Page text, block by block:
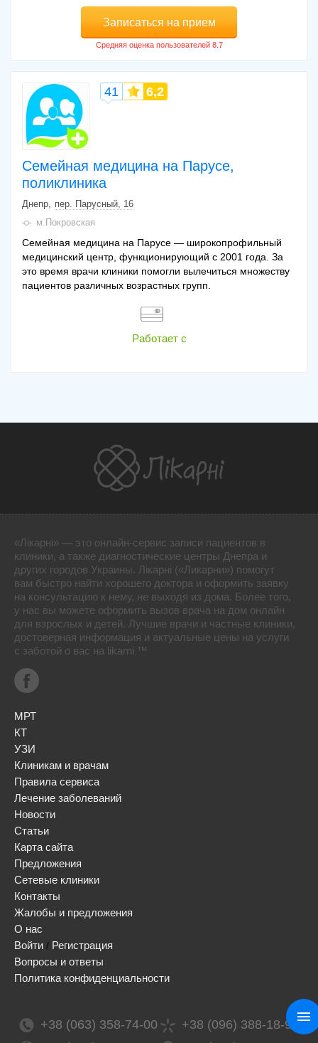
Записаться на прием
Семейная медицина на Парусе,
поликлиника
41 6,2
Днепр
пер. Парусный, 16
м.Покровская
Семейная медицина на Парусе — широкопрофильный
медицинский центр, функционирующий с 2001 года. За
это время врачи клиники помогли вылечиться множеству
пациентов различных возрастных групп.
Работает с
«Лікарні» — это онлайн-сервис записи пациентов в
клиники, а также диагностические центры Днепра и
других городов Украины. Лікарні («Ликарни») помогут
вам быстро найти хорошего доктора и оформить заявку
на консультацию к нему, не выходя из дома. Более того,
у нас вы можете оформить вызов врача на дом онлайн
для взрослых и детей. Лучшие врачи и частные клиники,
достоверная информация и актуальные цены на услуги
с заботой о вас на likarni ™
МРТ
КТ
УЗИ
Клиникам и врачам
Правила сервиса
Лечение заболеваний
Новости
Статьи
Карта сайта
Предложения
Сетевые клиники
Контакты
Жалобы и предложения
О нас
Войти / Регистрация
Вопросы и ответы
Политика конфиденциальности
+38 (063) 358-74-00
+38 (096) 388-18-99